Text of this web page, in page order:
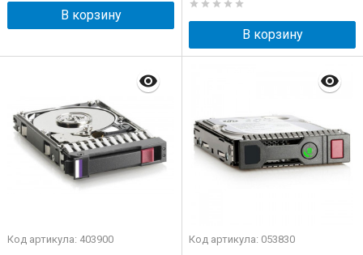
В корзину
В корзину
Код артикула: 403900 Код артикула: 053830